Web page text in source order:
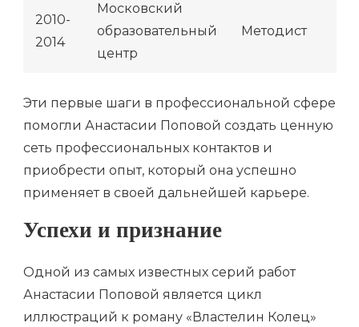
2010-
2014
Московский
образовательный
центр
Методист
Эти первые шаги в профессиональной сфере
помогли Анастасии Поповой создать ценную
сеть профессиональных контактов и
приобрести опыт, который она успешно
применяет в своей дальнейшей карьере.
Успехи и признание
Одной из самых известных серий работ
Анастасии Поповой является цикл
иллюстраций к роману «Властелин Колец»